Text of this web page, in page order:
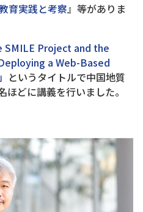
育実践と考察』等がありま
SMILE Project and the
a Web-Based
というタイトルで中国地質
どに講義を行いました。